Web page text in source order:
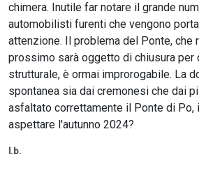
chimera. Inutile far notare il grande
automobilisti furenti che vengono
attenzione. Il problema del Ponte, che
prossimo sarà oggetto di chiusura per
strutturale, è ormai improrogabile. La
spontanea sia dai cremonesi che dai
asfaltato correttamente il Ponte di Po,
aspettare l'autunno 2024?
l.b.